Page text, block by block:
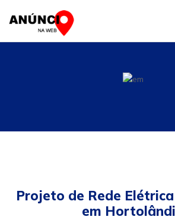
Projeto de Rede
em